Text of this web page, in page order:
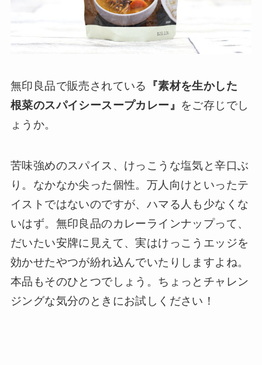
無印良品で販売されている
『素材を生かした
根菜のスパイシースープカレー』 をご存じでし
ょうか。
苦味強めのスパイス、けっこうな塩気と辛口ぶ
り。なかなか尖った個性。万人向けといったテ
イストではないのですが、ハマる人も少なくな
いはず。無印良品のカレーラインナップって、
だいたい安牌に見えて、実はけっこうエッジを
効かせたやつが紛れ込んでいたりしますよね。
本品もそのひとつでしょう。ちょっとチャレン
ジングな気分のときにお試しください！